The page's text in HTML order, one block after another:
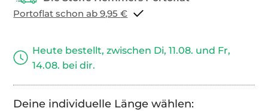
Portoflat schon ab 9,95 €
Heute bestellt, zwischen Di, 11.08. und Fr,
14.08. bei dir.
Deine individuelle Länge wählen: